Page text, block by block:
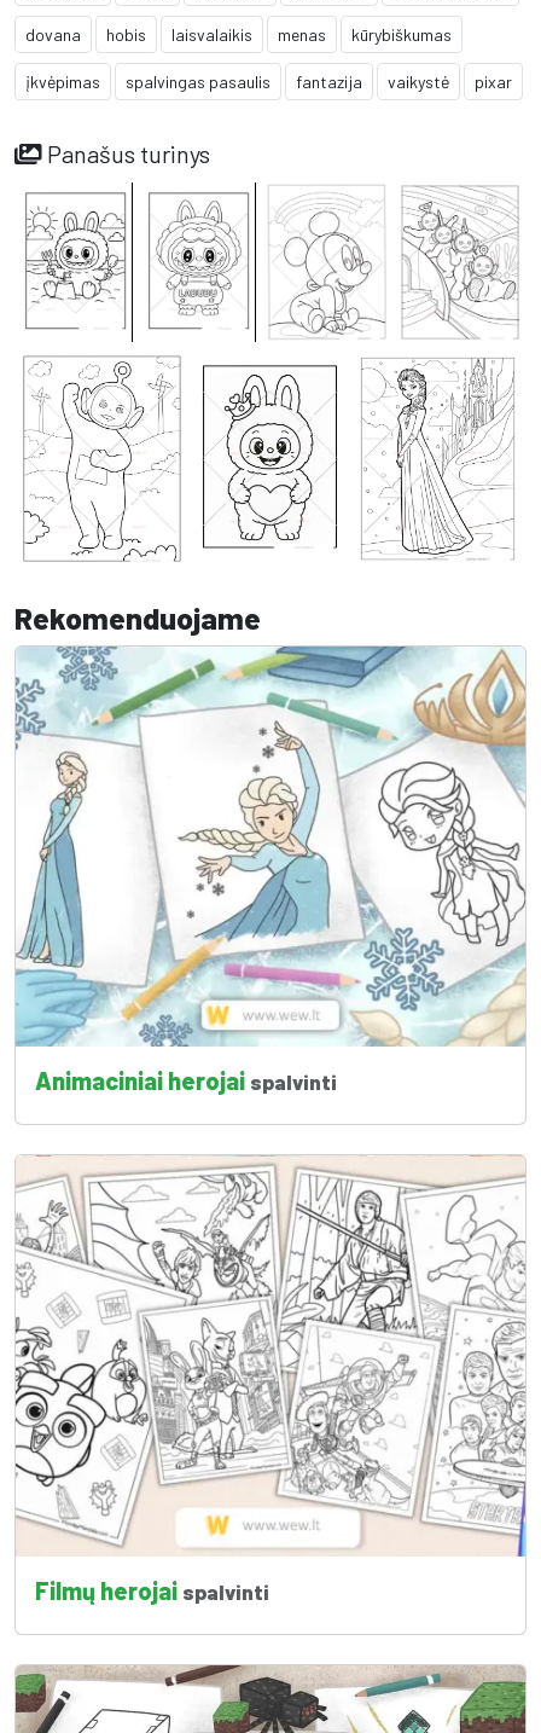
dovana hobis laisvalaikis menas kūrybiškumas
įkvėpimas spalvingas pasaulis fantazija vaikystė pixar
Panašus turinys
Rekomenduojame
Animaciniai herojai spalvinti
Filmų herojai spalvinti